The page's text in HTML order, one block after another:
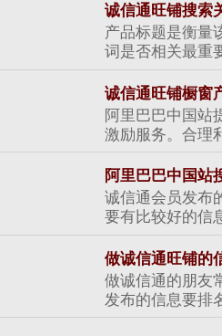
诚信通旺铺搜索
产品标题是衡量
词是否相关最重
诚信通旺铺橱窗
阿里巴巴中国站
激励服务。合理
阿里巴巴中国站
诚信通会员发布
要有比较好的信
做诚信通旺铺的
做诚信通的朋友
发布的信息要排